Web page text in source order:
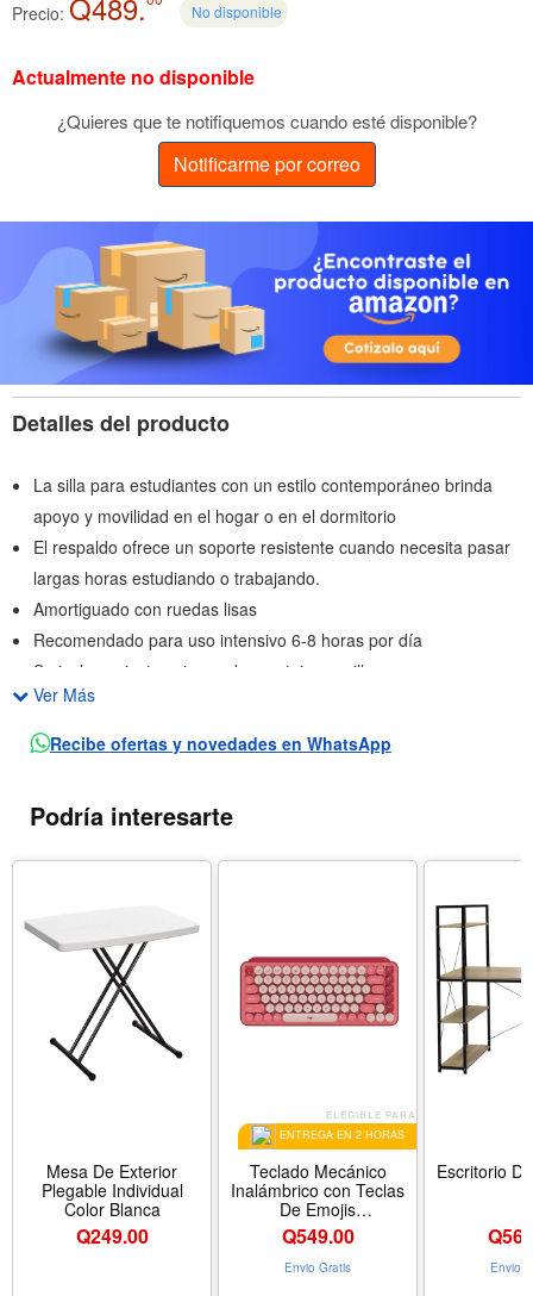
Precio: No disponible
Actualmente no disponible
¿Quieres que te notifiquemos cuando esté disponible?
Notificarme por correo
Detalles del producto
La silla para estudiantes con un estilo contemporáneo brinda
apoyo y movilidad en el hogar o en el dormitorio
El respaldo ofrece un soporte resistente cuando necesita pasar
largas horas estudiando o trabajando.
Amortiguado con ruedas lisas
Recomendado para uso intensivo 6-8 horas por día
Se incluyen instrucciones de montaje sencillas.
Peso máximo soportado: 176.3 lb
Ver Más
Recibe ofertas y novedades en WhatsApp
Podría interesarte
Mesa De Exterior
Plegable Individual
Color Blanca
Q249.00
ELEGIBLE PARA
ENTREGA EN 2 HORAS
Teclado Mecánico
Inalámbrico con Teclas
De Emojis
Personalizables
Logitech POP Keys
Color Coral En Español
Q549.00
Envio Gratis
Escritorio
Q
Envio